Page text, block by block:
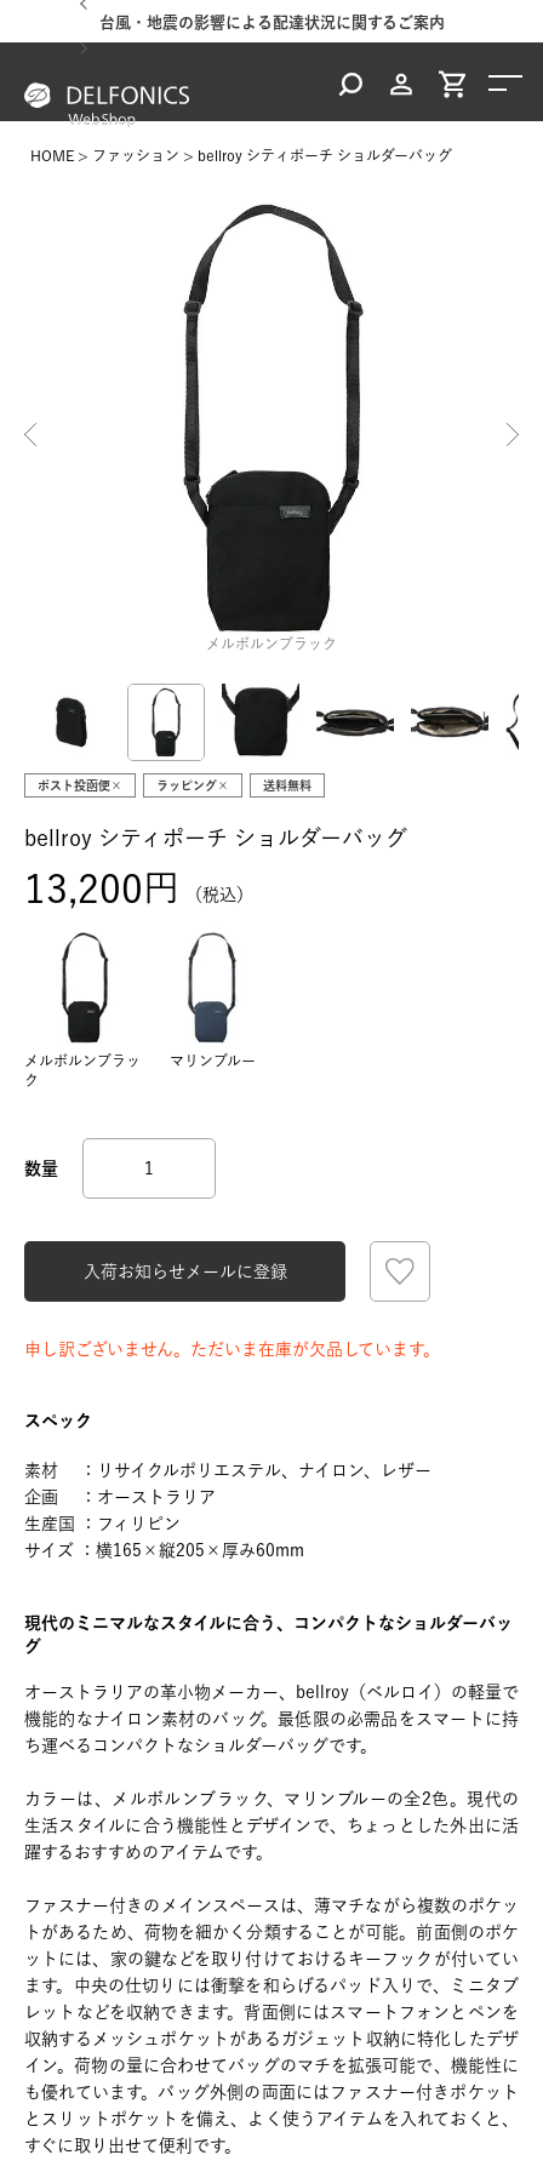
台風・地震の影響による配達状況に関するご案内
HOME ファッション bellroy シティポーチ ショルダーバッグ
メルボルンブラック
ポスト投函便× ラッピング× 送料無料
bellroy シティポーチ ショルダーバッグ
13,200 税込
メルボルンブラッ
ク
マリンブルー
入荷お知らせメールに登録
申し訳ございません。ただいま在庫が欠品しています。
スペック
素材 ：リサイクルポリエステル、ナイロン、レザー
企画 ：オーストラリア
生産国 ：フィリピン
サイズ ：横165×縦205×厚み60mm
現代のミニマルなスタイルに合う、コンパクトなショルダーバッ
グ
オーストラリアの革小物メーカー、bellroy（ベルロイ）の軽量で
機能的なナイロン素材のバッグ。最低限の必需品をスマートに持
ち運べるコンパクトなショルダーバッグです。
カラーは、メルボルンブラック、マリンブルーの全2色。現代の
生活スタイルに合う機能性とデザインで、ちょっとした外出に活
躍するおすすめのアイテムです。
ファスナー付きのメインスペースは、薄マチながら複数のポケッ
トがあるため、荷物を細かく分類することが可能。前面側のポケ
ットには、家の鍵などを取り付けておけるキーフックが付いてい
ます。中央の仕切りには衝撃を和らげるパッド入りで、ミニタブ
レットなどを収納できます。背面側にはスマートフォンとペンを
収納するメッシュポケットがあるガジェット収納に特化したデザ
イン。荷物の量に合わせてバッグのマチを拡張可能で、機能性に
も優れています。バッグ外側の両面にはファスナー付きポケット
とスリットポケットを備え、よく使うアイテムを入れておくと、
すぐに取り出せて便利です。